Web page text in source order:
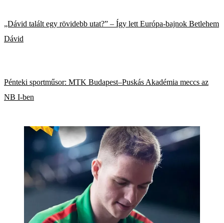
„Dávid talált egy rövidebb utat?” – Így lett Európa-bajnok Betlehem
Dávid
Pénteki sportműsor: MTK Budapest–Puskás Akadémia meccs az
NB I-ben